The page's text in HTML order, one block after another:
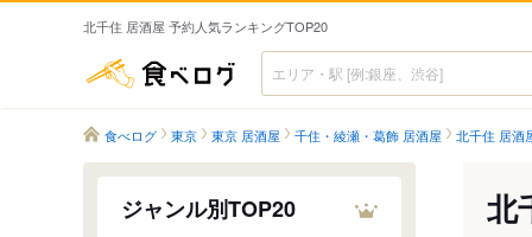
北千住 居酒屋 予約人気ランキングTOP20
食べログ
食べログ 東京 東京 居酒屋 千住・綾瀬・葛飾 居酒屋 北千住 居酒
ジャンル別TOP20 北